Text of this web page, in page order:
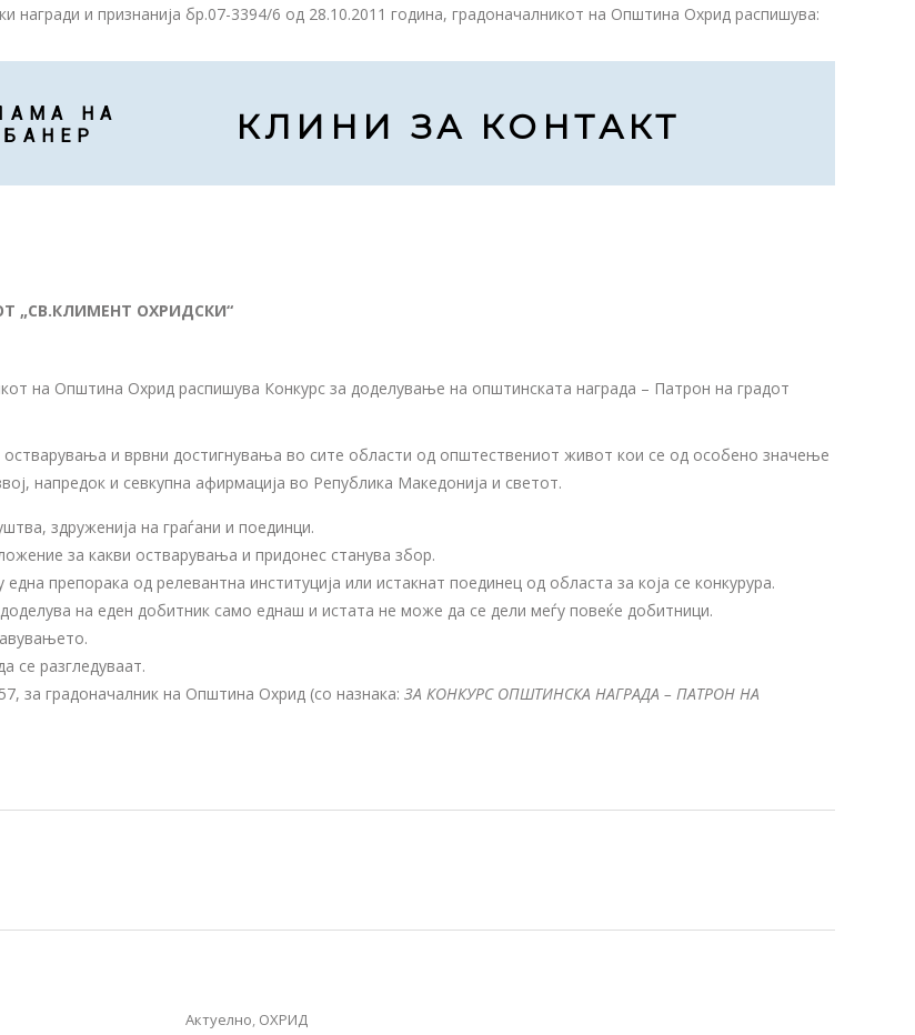
и признанија бр.07-3394/6 од 28.10.2011 година, градоначалникот на Општина Охрид распишува:
НА
КЛИНИ ЗА КОНТАКТ
„СВ.КЛИМЕНТ ОХРИДСКИ“
на Општина Охрид распишува Конкурс за доделување на општинската награда – Патрон на градот
и врвни достигнувања во сите области од општествениот живот кои се од особено значење
напредок и севкупна афирмација во Република Македонија и светот.
здруженија на граѓани и поединци.
за какви остварувања и придонес станува збор.
препорака од релевантна институција или истакнат поединец од областа за која се конкурура.
на еден добитник само еднаш и истата не може да се дели меѓу повеќе добитници.
се разгледуваат.
за градоначалник на Општина Охрид (со назнака: ЗА КОНКУРС ОПШТИНСКА НАГРАДА – ПАТРОН НА
Актуелно, ОХРИД